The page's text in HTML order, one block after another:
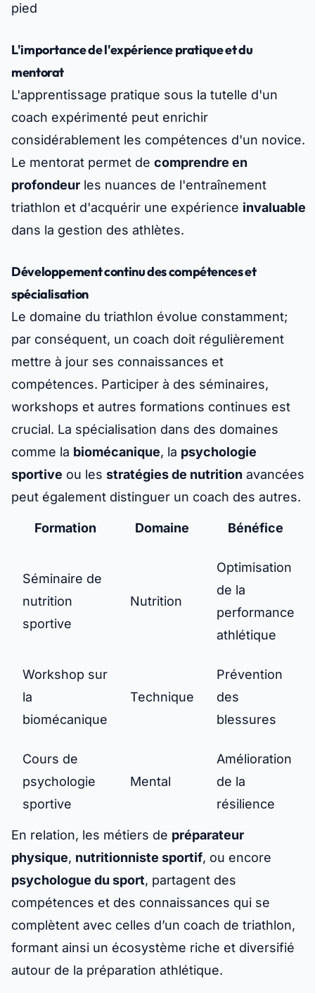
pied
L'importance de l'expérience pratique et du
mentorat
L'apprentissage pratique sous la tutelle d'un
coach expérimenté peut enrichir
considérablement les compétences d'un novice.
Le mentorat permet de comprendre en
profondeur les nuances de l'entraînement
triathlon et d'acquérir une expérience invaluable
dans la gestion des athlètes.
Développement continu des compétences et
spécialisation
Le domaine du triathlon évolue constamment;
par conséquent, un coach doit régulièrement
mettre à jour ses connaissances et
compétences. Participer à des séminaires,
workshops et autres formations continues est
crucial. La spécialisation dans des domaines
comme la biomécanique, la psychologie
sportive ou les stratégies de nutrition avancées
peut également distinguer un coach des autres.
Formation Domaine Bénéfice
Séminaire de
nutrition
sportive
Nutrition
Optimisation
de la
performance
athlétique
Workshop sur
la
biomécanique
Technique
Prévention
des
blessures
Cours de
psychologie
sportive
Mental
Amélioration
de la
résilience
En relation, les métiers de préparateur
physique, nutritionniste sportif, ou encore
psychologue du sport, partagent des
compétences et des connaissances qui se
complètent avec celles d’un coach de triathlon,
formant ainsi un écosystème riche et diversifié
autour de la préparation athlétique.